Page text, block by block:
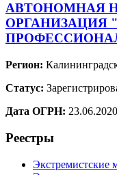
АВТОНОМНАЯ
Регион:
Статус:
Дата ОГРН: 23.06.2020
Реестры
Экстремистские